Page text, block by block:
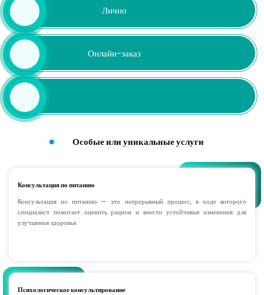
Лично
Онлайн-заказ
Особые или уникальные услуги
Консультация по питанию
Консультация по питанию — это непрерывный процесс, в ходе которого
специалист помогает оценить рацион и внести устойчивые изменения для
улучшения здоровья.
Психологическое консультирование